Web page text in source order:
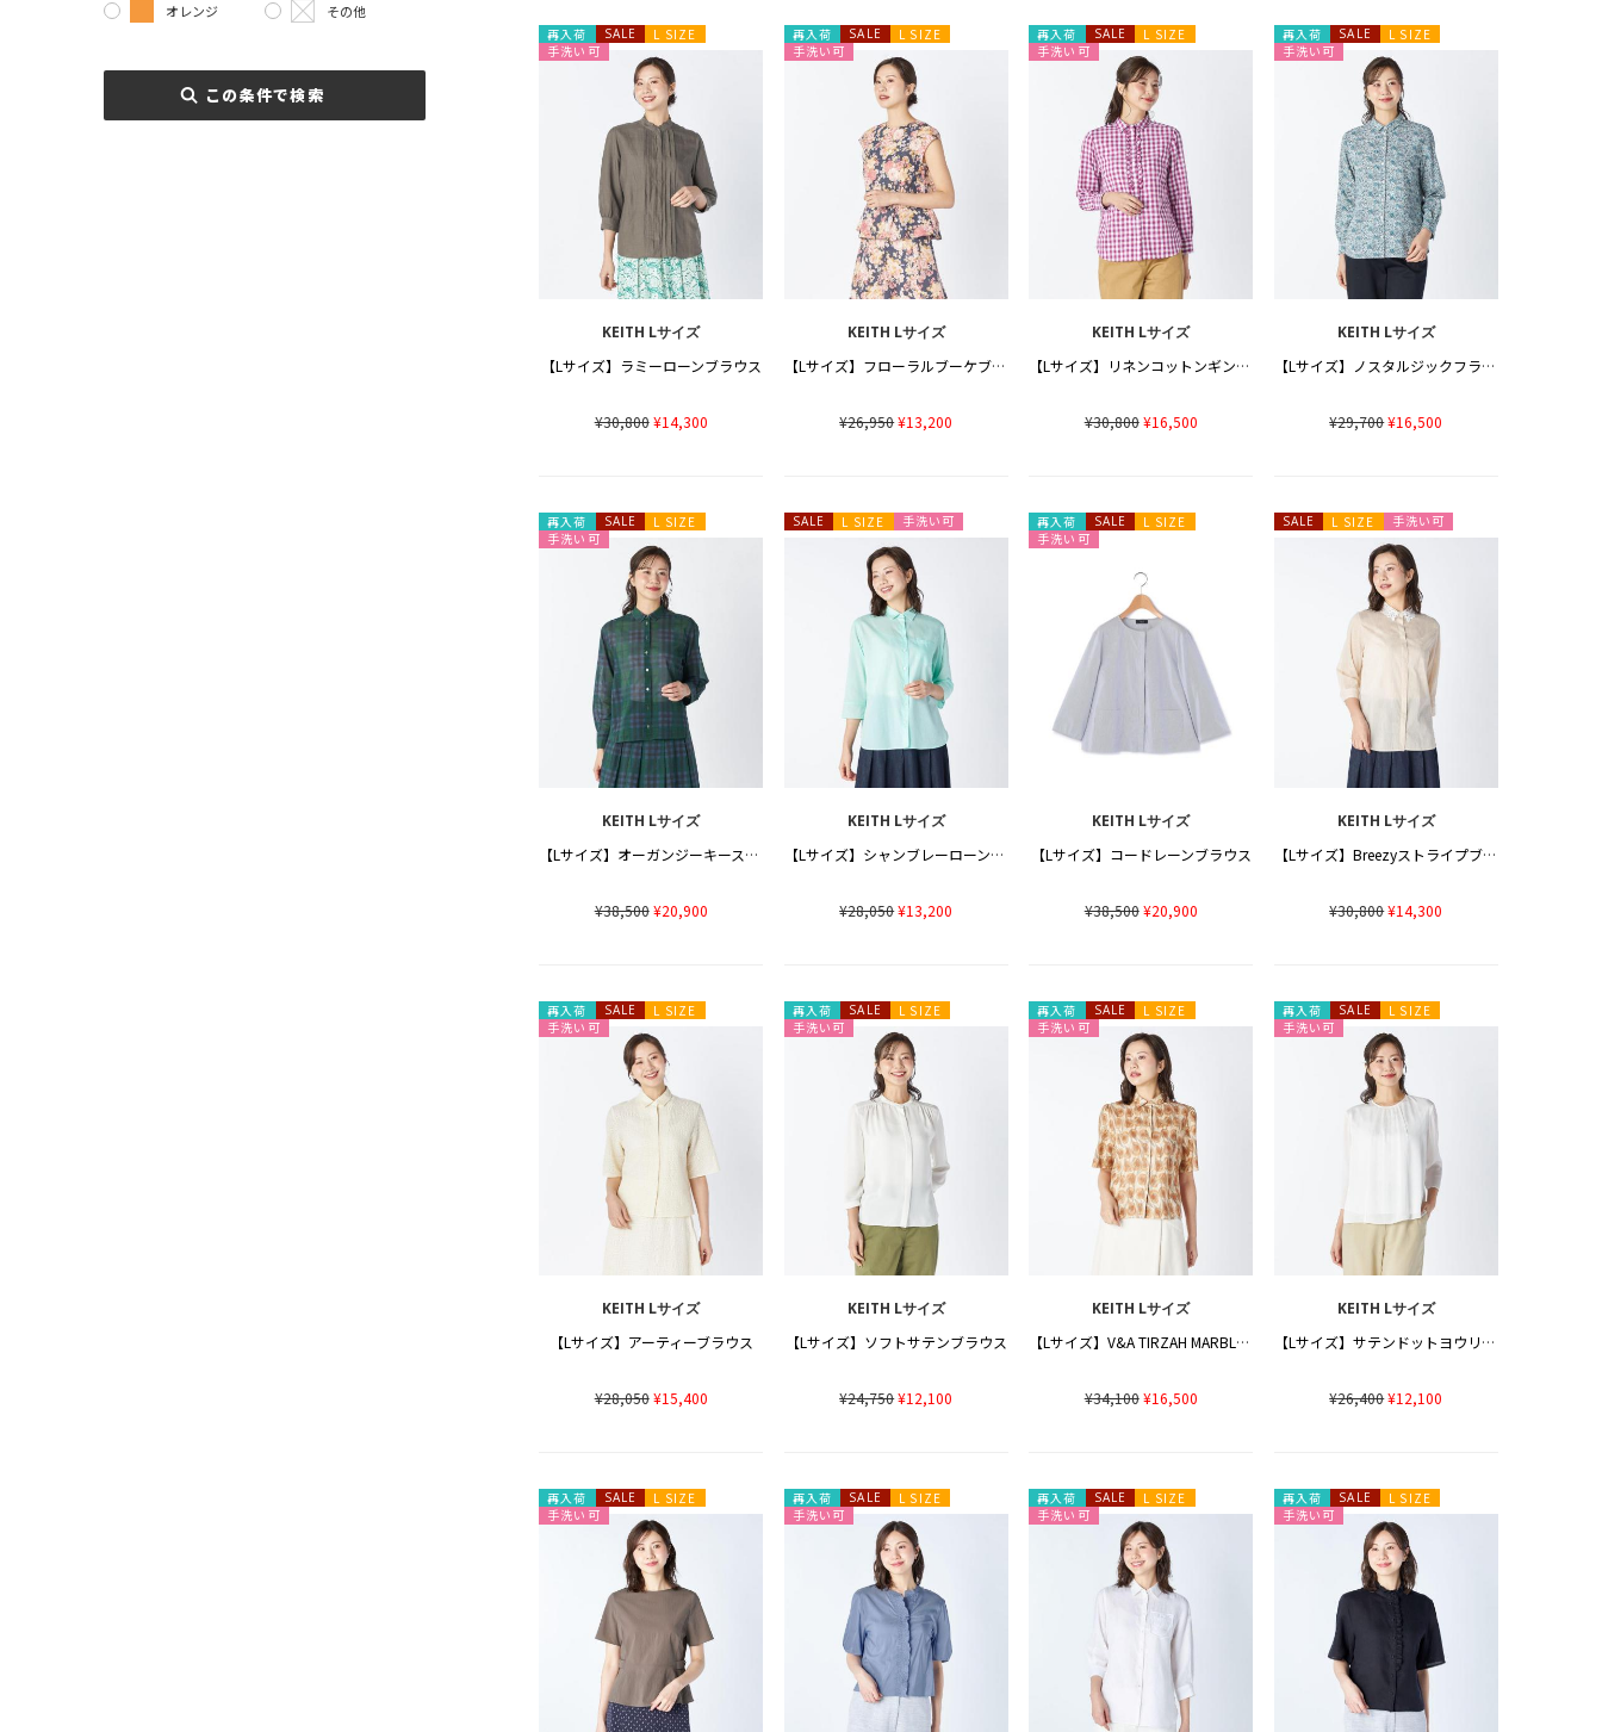
オレンジ その他
再入荷 SALE
L SIZE
手洗い可
KEITH Lサイズ
【Lサイズ】ラミーローンブラウス
¥30,800¥14,300
再入荷 SALE
L SIZE
手洗い可
KEITH Lサイズ
【Lサイズ】フローラルブーケブラウス
¥26,950¥13,200
再入荷 SALE
L SIZE
手洗い可
KEITH Lサイズ
【Lサイズ】リネンコットンギンガムブラウス
¥30,800¥16,500
再入荷 SALE
L SIZE
手洗い可
KEITH Lサイズ
【Lサイズ】ノスタルジックフラワーブラウス
¥29,700¥16,500
再入荷 SALE
L SIZE
手洗い可
KEITH Lサイズ
【Lサイズ】オーガンジーキースチェックブラウス
¥38,500¥20,900
SALE L SIZE 手洗い可
KEITH Lサイズ
【Lサイズ】シャンブレーローンブラウス
¥28,050¥13,200
再入荷 SALE
L SIZE
手洗い可
KEITH Lサイズ
【Lサイズ】コードレーンブラウス
¥38,500¥20,900
SALE L SIZE 手洗い可
KEITH Lサイズ
【Lサイズ】Breezyストライプブラウス
¥30,800¥14,300
再入荷 SALE
L SIZE
手洗い可
KEITH Lサイズ
【Lサイズ】アーティーブラウス
¥28,050¥15,400
再入荷 SALE
L SIZE
手洗い可
KEITH Lサイズ
【Lサイズ】ソフトサテンブラウス
¥24,750¥12,100
再入荷 SALE
L SIZE
手洗い可
KEITH Lサイズ
【Lサイズ】V&A TIRZAH MARBLEブラウス
¥34,100¥16,500
再入荷 SALE
L SIZE
手洗い可
KEITH Lサイズ
【Lサイズ】サテンドットヨウリュウブラウス
¥26,400¥12,100
再入荷 SALE
L SIZE
手洗い可
再入荷 SALE
L SIZE
手洗い可
再入荷 SALE
L SIZE
手洗い可
再入荷 SALE
L SIZE
手洗い可